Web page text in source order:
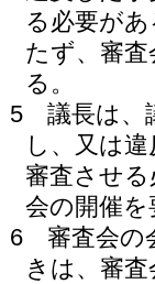
る必要が
たず、審
る。
5
議長は、
し、又は
審査させ
会の開催
6
審査会の
きは、審